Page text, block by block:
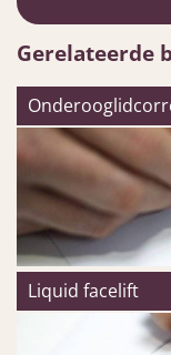
Gerelateerde
Liquid facelift